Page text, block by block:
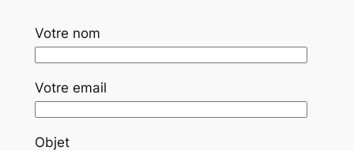
Votre nom
Votre email
Objet